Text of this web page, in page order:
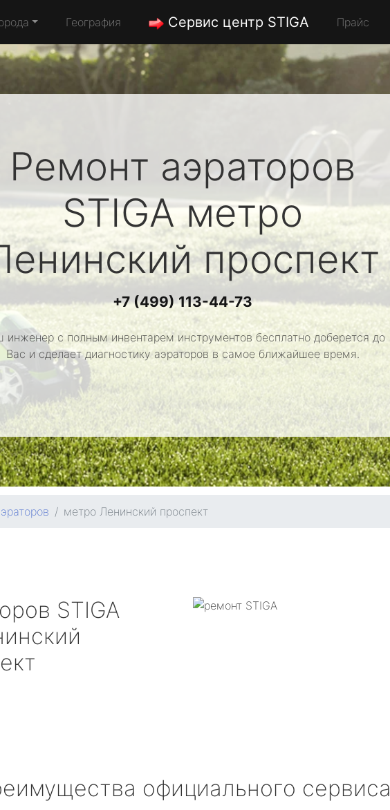
География Сервис центр STIGA Прайс
Ремонт аэраторов
STIGAметро
проспект
+7 (499) 113-44-73
инженер с полным инвентарем инструментов бесплатно доберется до
Вас и сделает диагностику аэраторов в самое ближайшее время.
метро Ленинский проспект
STIGA
официального сервиса